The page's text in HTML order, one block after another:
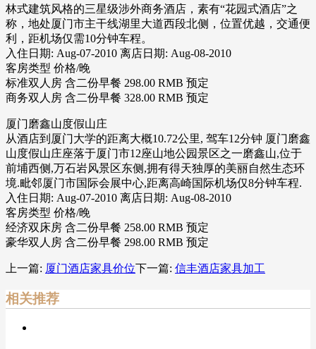
林式建筑风格的三星级涉外商务酒店，素有“花园式酒店”之
称，地处厦门市主干线湖里大道西段北侧，位置优越，交通便
利，距机场仅需10分钟车程。
入住日期: Aug-07-2010 离店日期: Aug-08-2010
客房类型 价格/晚
标准双人房 含二份早餐 298.00 RMB 预定
商务双人房 含二份早餐 328.00 RMB 预定
厦门磨鑫山度假山庄
从酒店到厦门大学的距离大概10.72公里, 驾车12分钟 厦门磨鑫
山度假山庄座落于厦门市12座山地公园景区之一磨鑫山,位于
前埔西侧,万石岩风景区东侧,拥有得天独厚的美丽自然生态环
境.毗邻厦门市国际会展中心,距离高崎国际机场仅8分钟车程.
入住日期: Aug-07-2010 离店日期: Aug-08-2010
客房类型 价格/晚
经济双床房 含二份早餐 258.00 RMB 预定
豪华双人房 含二份早餐 298.00 RMB 预定
上一篇: 厦门酒店家具价位下一篇: 信丰酒店家具加工
相关推荐